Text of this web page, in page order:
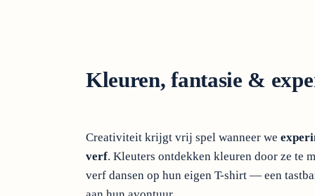
Kleuren, fantasie &
Creativiteit krijgt vrij spel wanneer we
verf. Kleuters ontdekken kleuren door ze te
verf dansen op hun eigen T-shirt — een